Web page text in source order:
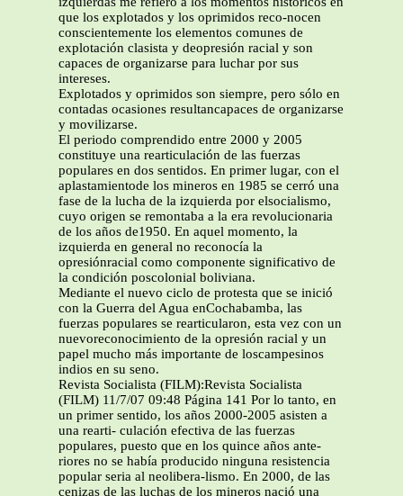
que los explotados y los oprimidos reco-nocen
conscientemente los elementos comunes de
explotación clasista y deopresión racial y son
capaces de organizarse para luchar por sus
intereses.
Explotados y oprimidos son siempre, pero sólo en
contadas ocasiones resultancapaces de organizarse
y movilizarse.
El periodo comprendido entre 2000 y 2005
constituye una rearticulación de las fuerzas
populares en dos sentidos. En primer lugar, con el
aplastamientode los mineros en 1985 se cerró una
fase de la lucha de la izquierda por elsocialismo,
cuyo origen se remontaba a la era revolucionaria
de los años de1950. En aquel momento, la
izquierda en general no reconocía la
opresiónracial como componente significativo de
la condición poscolonial boliviana.
Mediante el nuevo ciclo de protesta que se inició
con la Guerra del Agua enCochabamba, las
fuerzas populares se rearticularon, esta vez con un
nuevoreconocimiento de la opresión racial y un
papel mucho más importante de loscampesinos
indios en su seno.
Revista Socialista (FILM):Revista Socialista
(FILM) 11/7/07 09:48 Página 141 Por lo tanto, en
un primer sentido, los años 2000-2005 asisten a
una rearti- culación efectiva de las fuerzas
populares, puesto que en los quince años ante-
riores no se había producido ninguna resistencia
popular seria al neolibera-lismo. En 2000, de las
cenizas de las luchas de los mineros nació una